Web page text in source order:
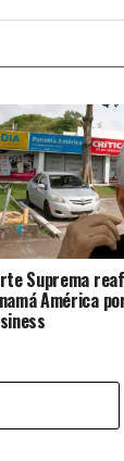
Suprema
América